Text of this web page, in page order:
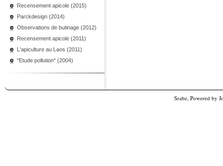
Recensement apicole (2015)
Parckdesign (2014)
Observations de butinage (2012)
Recensement apicole (2011)
L'apiculture au Laos (2011)
"Etude pollution" (2004)
Srabe, Powered by